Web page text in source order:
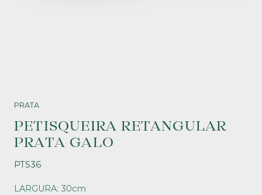
PRATA
PETISQUEIRA RETANGULAR
PRATA GALO
PTS36
LARGURA: 30cm